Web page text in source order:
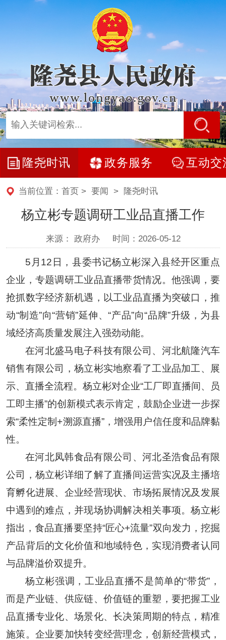
隆尧时讯 政务服务 互动交
当前位置： 首页 > 要闻 > 隆尧时讯
杨立彬专题调研工业品直播工作
来源： 政府办 时间：2026-05-12
5月12日，县委书记杨立彬深入县经开区重点
企业，专题调研工业品直播带货情况。他强调，要
抢抓数字经济新机遇，以工业品直播为突破口，推
动“制造”向“营销”延伸、“产品”向“品牌”升级，为县
域经济高质量发展注入强劲动能。
在河北盛马电子科技有限公司、河北航隆汽车
销售有限公司，杨立彬实地察看了工业品加工、展
示、直播全流程。杨立彬对企业“工厂即直播间、员
工即主播”的创新模式表示肯定，鼓励企业进一步探
索“柔性定制+溯源直播”，增强用户信任度和品牌黏
性。
在河北凤韩食品有限公司、河北圣浩食品有限
公司，杨立彬详细了解了直播间运营实况及主播培
育孵化进展、企业经营现状、市场拓展情况及发展
中遇到的难点，并现场协调解决相关事项。杨立彬
指出，食品直播要坚持“匠心+流量”双向发力，挖掘
产品背后的文化价值和地域特色，实现消费者认同
与品牌溢价双提升。
杨立彬强调，工业品直播不是简单的“带货”，
而是产业链、供应链、价值链的重塑，要把握工业
品直播专业化、场景化、长决策周期的特点，精准
施策。企业要加快转变经营理念，创新经营模式，